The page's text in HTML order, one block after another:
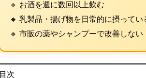
🔸 お酒を週に数回以上飲む
🔸 乳製品・揚げ物を日常的に摂ってい
🔸 市販の薬やシャンプーで改善しない
目次